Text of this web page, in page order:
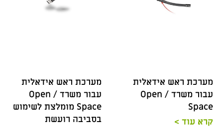
מערכת ראש אידאלית
עבור משרד / Open
Space
קרא עוד >
מערכת ראש אידאלית
עבור משרד / Open
Space מומלצת לשימוש
בסביבה רועשת